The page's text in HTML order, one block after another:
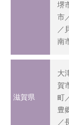
堺
市
／
南
滋賀県
大
賀
町
豊
／